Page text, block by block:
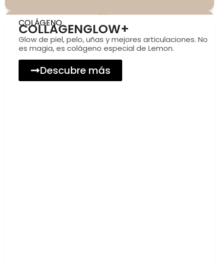
COLÁGENO
COLLAGENGLOW+
Glow de piel, pelo, uñas y mejores articulaciones. No
es magia, es colágeno especial de Lemon.
Descubre más